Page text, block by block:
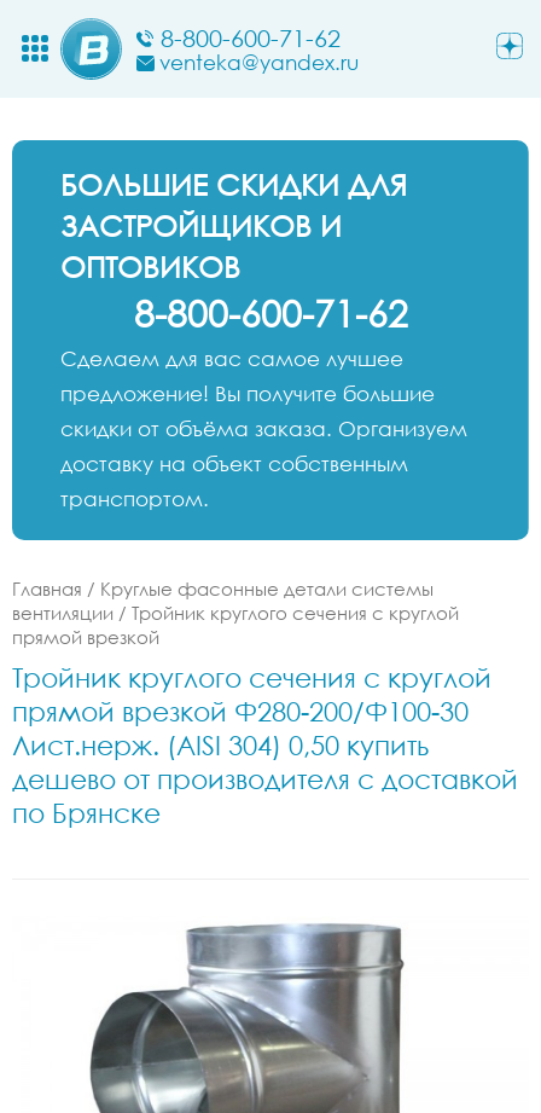
8-800-600-71-62
venteka@yandex.ru
БОЛЬШИЕ СКИДКИ ДЛЯ
ЗАСТРОЙЩИКОВ И
ОПТОВИКОВ
8-800-600-71-62
Сделаем для вас самое лучшее
предложение! Вы получите большие
скидки от объёма заказа. Организуем
доставку на объект собственным
транспортом.
Главная / Круглые фасонные детали системы
вентиляции / Тройник круглого сечения с круглой
прямой врезкой
Тройник круглого сечения с круглой
прямой врезкой Ф280-200/Ф100-30
Лист.нерж. (AISI 304) 0,50 купить
дешево от производителя с доставкой
по Брянске